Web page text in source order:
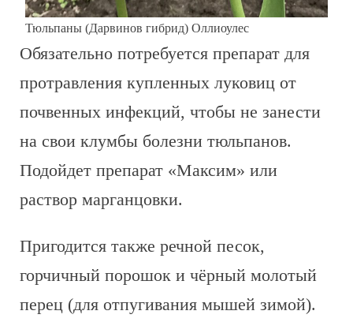
Тюльпаны (Дарвинов гибрид) Оллиоулес
Обязательно потребуется препарат для
протравления купленных луковиц от
почвенных инфекций, чтобы не занести
на свои клумбы болезни тюльпанов.
Подойдет препарат «Максим» или
раствор марганцовки.
Пригодится также речной песок,
горчичный порошок и чёрный молотый
перец (для отпугивания мышей зимой).